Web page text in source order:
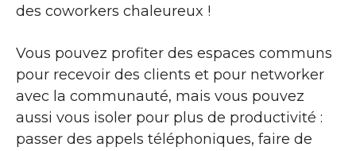
des coworkers chaleureux !
Vous pouvez profiter des espaces communs
pour recevoir des clients et pour networker
avec la communauté, mais vous pouvez
aussi vous isoler pour plus de productivité :
passer des appels téléphoniques, faire de